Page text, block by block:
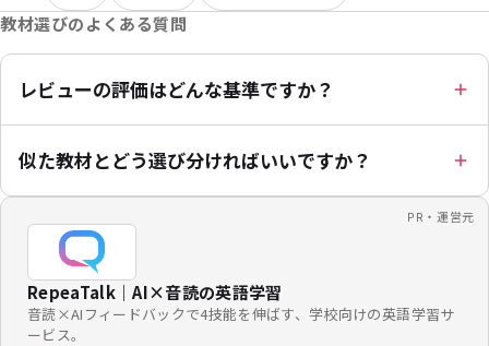
教材選びのよくある質問
レビューの評価はどんな基準ですか？
似た教材とどう選び分ければいいですか？
PR・運営元
RepeaTalk｜AI×音読の英語学習
音読×AIフィードバックで4技能を伸ばす、学校向けの英語学習サ
ービス。